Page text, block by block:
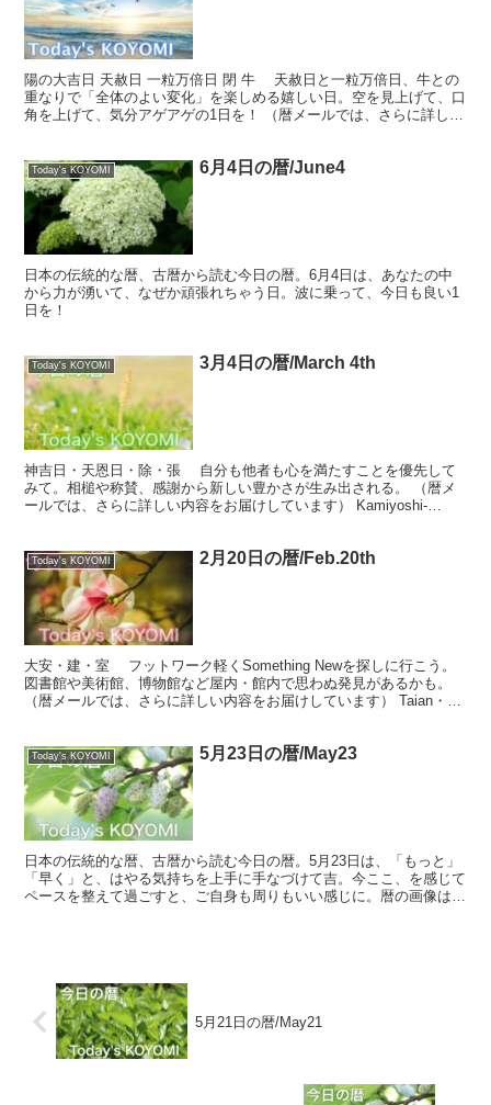
陽の大吉日 天赦日 一粒万倍日 閉 牛 天赦日と一粒万倍日、牛との
重なりで「全体のよい変化」を楽しめる嬉しい日。空を見上げて、口
角を上げて、気分アゲアゲの1日を！ （暦メールでは、さらに詳しい
Today's KOYOMI 6月4日の暦/June4
日本の伝統的な暦、古暦から読む今日の暦。6月4日は、あなたの中
から力が湧いて、なぜか頑張れちゃう日。波に乗って、今日も良い1
日を！
Today's KOYOMI 3月4日の暦/March 4th
神吉日・天恩日・除・張 自分も他者も心を満たすことを優先して
みて。相槌や称賛、感謝から新しい豊かさが生み出される。 （暦メ
ールでは、さらに詳しい内容をお届けしています） Kamiyoshi-
Today's KOYOMI 2月20日の暦/Feb.20th
大安・建・室 フットワーク軽くSomething Newを探しに行こう。
図書館や美術館、博物館など屋内・館内で思わぬ発見があるかも。
（暦メールでは、さらに詳しい内容をお届けしています） Taian・
Today's KOYOMI 5月23日の暦/May23
日本の伝統的な暦、古暦から読む今日の暦。5月23日は、「もっと」
「早く」と、はやる気持ちを上手に手なづけて吉。今ここ、を感じて
ペースを整えて過ごすと、ご自身も周りもいい感じに。暦の画像は、
5月21日の暦/May21